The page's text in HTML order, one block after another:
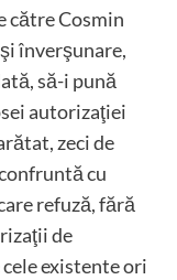
către Cosmin
înverşunare,
să-i pună
autorizaţiei
zeci de
cu
refuză, fără
de
existente ori